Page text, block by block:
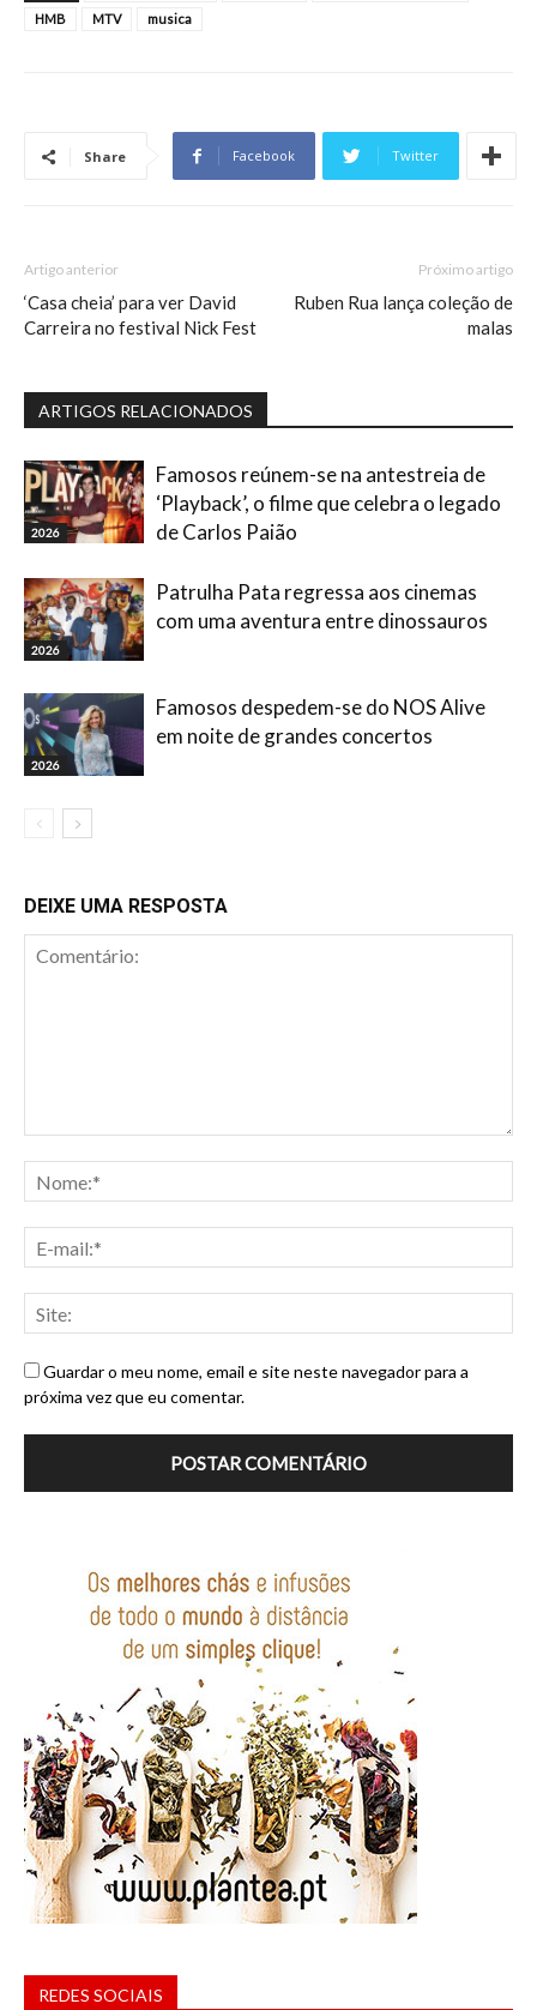
HMB
MTV musica
Share Facebook Twitter
Artigo anterior
‘Casa cheia’ para ver David
Carreira no festival Nick Fest
Próximo artigo
Ruben Rua lança coleção de
malas
ARTIGOS RELACIONADOS
2026
Famosos reúnem-se na antestreia de
‘Playback’, o filme que celebra o legado
de Carlos Paião
2026
Patrulha Pata regressa aos cinemas
com uma aventura entre dinossauros
2026
Famosos despedem-se do NOS Alive
em noite de grandes concertos
DEIXE UMA RESPOSTA
Guardar o meu nome, email e site neste navegador para a
próxima vez que eu comentar.
REDES SOCIAIS